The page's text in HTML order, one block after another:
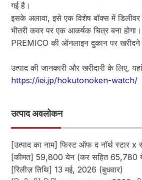
गई है।
इसके अलावा, इसे एक विशेष बॉक्स में डिलीवर
भीतरी कवर पर एक आकर्षक चित्र बना होगा।
PREMICO की ऑनलाइन दुकान पर
उत्पाद की जानकारी और खरीदारी के लिए,
https://iei.jp/hokutonoken-watch/
उत्पाद अवलोकन
[उत्पाद का नाम] फिस्ट ऑफ द नॉर्थ स्टार x
[कीमत] 59,800 येन (कर सहित 65,780
[रिलीज़ तिथि] 13 मई, 2026 (बुधवार)